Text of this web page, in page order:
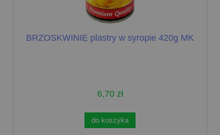
BRZOSKWINIE plastry w syropie 420g MK
6,70 zł
do koszyka